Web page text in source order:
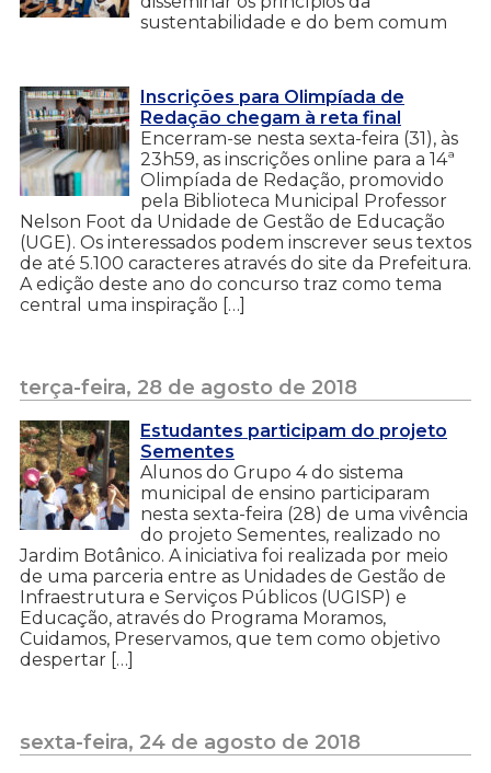
sustentabilidade e do bem comum
Inscrições para Olimpíada de
Redação chegam à reta final
Encerram-se nesta sexta-feira (31), às
23h59, as inscrições online para a 14ª
Olimpíada de Redação, promovido
pela Biblioteca Municipal Professor
Nelson Foot da Unidade de Gestão de Educação
(UGE). Os interessados podem inscrever seus textos
de até 5.100 caracteres através do site da Prefeitura.
A edição deste ano do concurso traz como tema
central uma inspiração […]
terça-feira, 28 de agosto de 2018
Estudantes participam do projeto
Sementes
Alunos do Grupo 4 do sistema
municipal de ensino participaram
nesta sexta-feira (28) de uma vivência
do projeto Sementes, realizado no
Jardim Botânico. A iniciativa foi realizada por meio
de uma parceria entre as Unidades de Gestão de
Infraestrutura e Serviços Públicos (UGISP) e
Educação, através do Programa Moramos,
Cuidamos, Preservamos, que tem como objetivo
despertar […]
sexta-feira, 24 de agosto de 2018